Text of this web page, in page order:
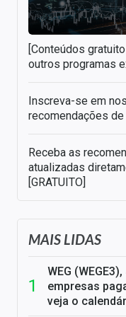
[Conteúdos
outros programas
Inscreva-se em
recomendações
Receba as
atualizadas
[GRATUITO]
MAIS LIDAS
WEG
empresas
veja o